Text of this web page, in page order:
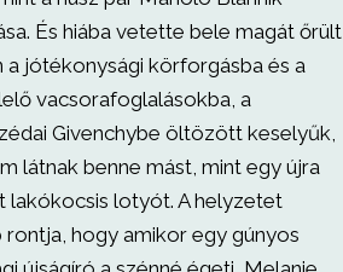
És hiába vetette bele magát őrült
a jótékonysági körforgásba és a
vacsorafoglalásokba, a
Givenchybe öltözött keselyűk,
látnak benne mást, mint egy újra
lakókocsis lotyót. A helyzetet
hogy amikor egy gúnyos